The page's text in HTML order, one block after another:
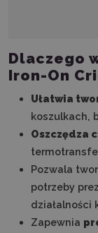
Dlaczego
Iron-On
Ułatwia
koszulkach,
Oszczędza
Pozwala
potrzeby
działalności
Zapewnia